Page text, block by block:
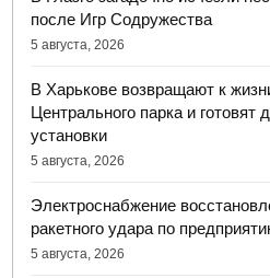
после Игр Содружества
5 августа, 2026
В Харькове возвращают к
Центрального парка и готовят
установки
5 августа, 2026
Электроснабжение
ракетного удара по
5 августа, 2026